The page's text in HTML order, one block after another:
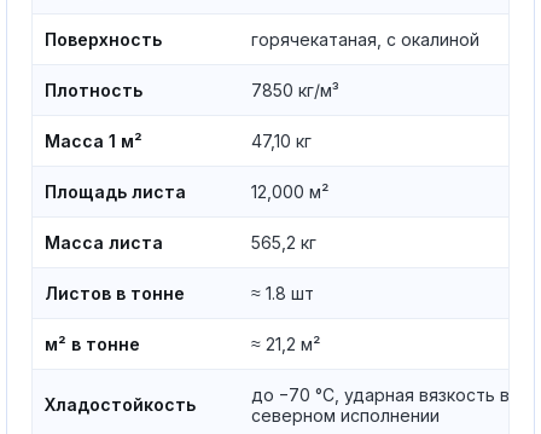
Поверхность горячекатаная, с окалиной
Плотность 7850 кг/м³
Масса 1 м² 47,10 кг
Площадь листа 12,000 м²
Масса листа 565,2 кг
Листов в тонне ≈ 1.8 шт
м² в тонне ≈ 21,2 м²
Хладостойкость
до −70 °C, ударная вязкость в
северном исполнении